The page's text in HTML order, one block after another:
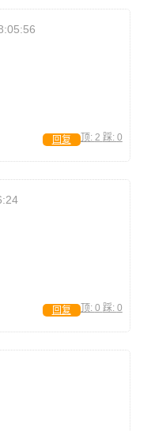
顶: 2 踩: 0
回复
顶: 0 踩: 0
回复